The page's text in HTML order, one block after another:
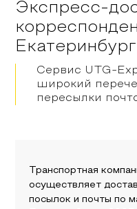
Экспресс-
Екатеринбург
Сервис UTG-
широкий
пересылки
Транспортная
осуществляет
посылок и почты по